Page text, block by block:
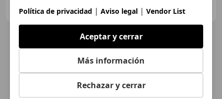
ES-38010 Santa Cruz de Tenerife
Política de privacidad | Aviso legal | Vendor List
Aceptar y cerrar
Más información
Rechazar y cerrar